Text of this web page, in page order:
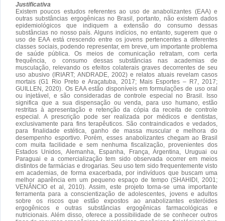
Justificativa
Existem poucos estudos referentes ao uso de anabolizantes (EAA) e
outras substâncias ergogênicas no Brasil, portanto, não existem dados
epidemiológicos que indiquem a extensão do consumo dessas
substâncias no nosso país. Alguns indícios, no entanto, sugerem que o
uso de EAA está crescendo entre os jovens pertencentes a diferentes
classes sociais, podendo representar, em breve, um importante problema
de saúde pública. Os meios de comunicação retratam, com certa
frequência, o consumo dessas substâncias nas academias de
musculação, relevando os efeitos colaterais graves decorrentes de seu
uso abusivo (IRIART; ANDRADE, 2002) e relatos atuais revelam casos
mortais (G1 Rio Preto e Araçatuba, 2017; Mais Esportes – R7, 2017;
GUILLEN, 2020). Os EAA estão disponíveis em formulações de uso oral
ou injetável, e são consideradas de controle especial no Brasil. Isso
significa que a sua dispensação ou venda, para uso humano, estão
restritas à apresentação e retenção da cópia da receita de controle
especial. A prescrição pode ser realizada por médicos e dentistas,
exclusivamente para fins terapêuticos. São contraindicados e vedados,
para finalidade estética, ganho de massa muscular e melhora do
desempenho esportivo. Porém, esses anabolizantes chegam ao Brasil
com muita facilidade e sem nenhuma fiscalização, provenientes dos
Estados Unidos, Alemanha, Espanha, França, Argentina, Uruguai ou
Paraguai e a comercialização tem sido observada ocorrer em meios
distintos de farmácias e drogarias. Seu uso tem sido frequentemente visto
em academias, de forma exacerbada, por indivíduos que buscam uma
melhor aparência em um pequeno espaço de tempo (SHAHIDI, 2001;
VENÂNCIO et al, 2010). Assim, este projeto torna-se uma importante
ferramenta para a conscientização de adolescentes, jovens e adultos
sobre os riscos que estão expostos ao anabolizantes esteróides
ergogênicos e outras substâncias ergogênicas farmacológicas e
nutricionais. Além disso, oferece a possibilidade de se conhecer outros